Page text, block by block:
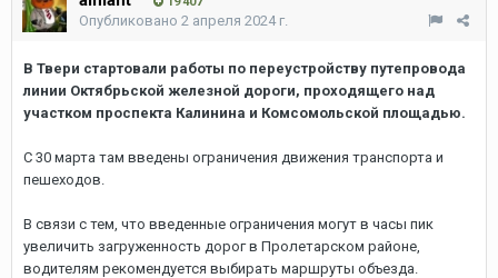
Опубликовано 2 апреля 2024 г.
В Твери стартовали работы по переустройству путепровода
линии Октябрьской железной дороги, проходящего над
участком проспекта Калинина и Комсомольской площадью.
C 30 марта там введены ограничения движения транспорта и
пешеходов.
В связи с тем, что введенные ограничения могут в часы пик
увеличить загруженность дорог в Пролетарском районе,
водителям рекомендуется выбирать маршруты объезда.